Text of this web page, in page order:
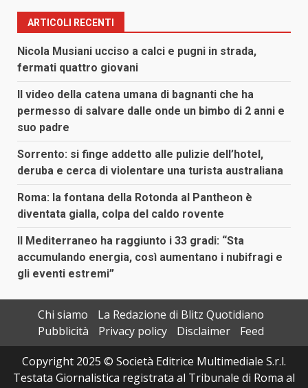
ARTICOLI RECENTI
Nicola Musiani ucciso a calci e pugni in strada,
fermati quattro giovani
Il video della catena umana di bagnanti che ha
permesso di salvare dalle onde un bimbo di 2 anni e
suo padre
Sorrento: si finge addetto alle pulizie dell’hotel,
deruba e cerca di violentare una turista australiana
Roma: la fontana della Rotonda al Pantheon è
diventata gialla, colpa del caldo rovente
Il Mediterraneo ha raggiunto i 33 gradi: “Sta
accumulando energia, così aumentano i nubifragi e
gli eventi estremi”
Chi siamo
La Redazione di Blitz Quotidiano
Pubblicità
Privacy policy Disclaimer
Feed
Copyright 2025 © Società Editrice Multimediale S.r.l.
Testata Giornalistica registrata al Tribunale di Roma al